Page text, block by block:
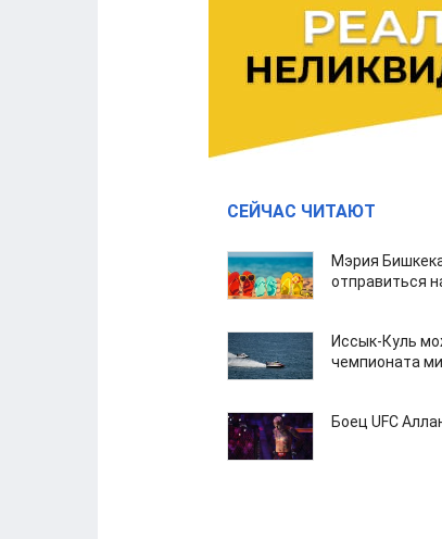
СЕЙЧАС ЧИТАЮТ
Мэрия
отправиться
Иссык-Куль
чемпионата
Боец UFC